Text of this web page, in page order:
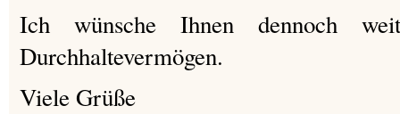
Ich wünsche Ihnen dennoch
Durchhaltevermögen.
Viele Grüße